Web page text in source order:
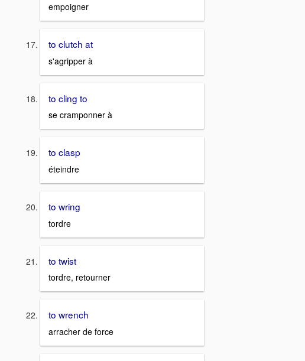
empoigner
to clutch at
s'agripper à
to cling to
se cramponner à
to clasp
éteindre
to wring
tordre
to twist
tordre, retourner
to wrench
arracher de force